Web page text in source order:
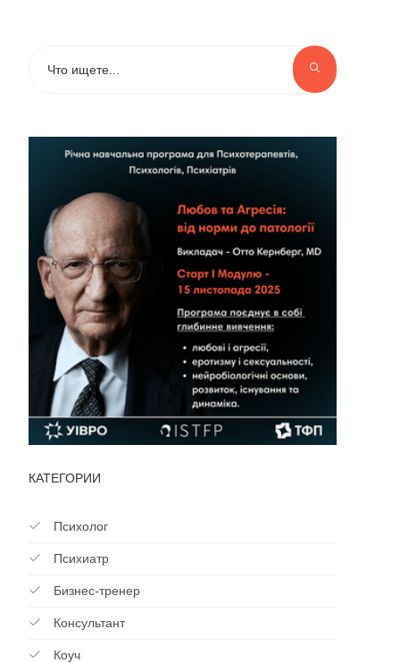
КАТЕГОРИИ
Психолог
Психиатр
Бизнес-тренер
Консультант
Коуч